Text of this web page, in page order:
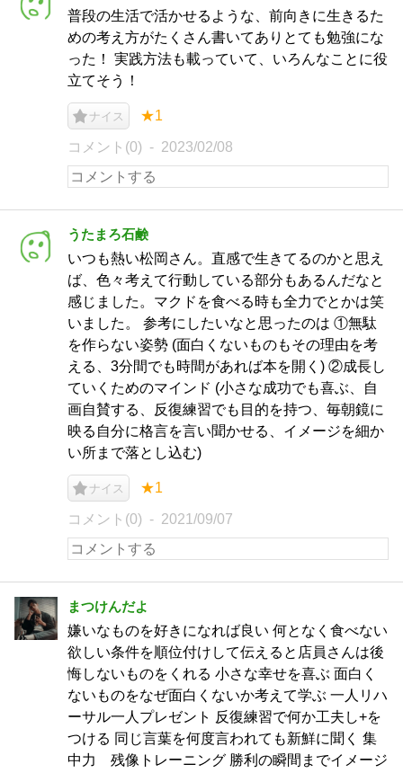
普段の生活で活かせるような、前向きに生きるた
めの考え方がたくさん書いてありとても勉強にな
った！ 実践方法も載っていて、いろんなことに役
立てそう！
ナイス ★1
コメント(0) 2023/02/08
うたまろ石鹸
いつも熱い松岡さん。直感で生きてるのかと思え
ば、色々考えて行動している部分もあるんだなと
感じました。マクドを食べる時も全力でとかは笑
いました。 参考にしたいなと思ったのは ①無駄
を作らない姿勢 (面白くないものもその理由を考
える、3分間でも時間があれば本を開く) ②成長し
ていくためのマインド (小さな成功でも喜ぶ、自
画自賛する、反復練習でも目的を持つ、毎朝鏡に
映る自分に格言を言い聞かせる、イメージを細か
い所まで落とし込む)
ナイス ★1
コメント(0) 2021/09/07
まつけんだよ
嫌いなものを好きになれば良い 何となく食べない
欲しい条件を順位付けして伝えると店員さんは後
悔しないものをくれる 小さな幸せを喜ぶ 面白く
ないものをなぜ面白くないか考えて学ぶ 一人リハ
ーサル一人プレゼント 反復練習で何か工夫し+を
つける 同じ言葉を何度言われても新鮮に聞く 集
中力 残像トレーニング 勝利の瞬間までイメージ